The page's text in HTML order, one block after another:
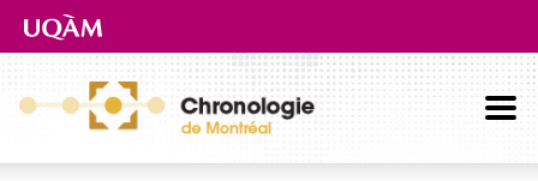
Aller directement au contenu principal